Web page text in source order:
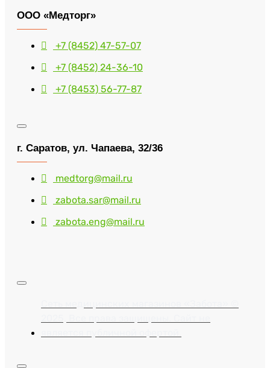
ООО «Медторг»
+7 (8452) 47-57-07
+7 (8452) 24-36-10
+7 (8453) 56-77-87
г. Саратов, ул. Чапаева, 32/36
medtorg@mail.ru
zabota.sar@mail.ru
zabota.eng@mail.ru